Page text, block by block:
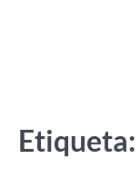
Etiqueta: